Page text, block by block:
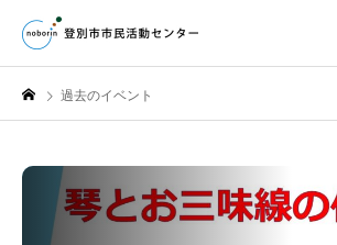
過去のイベント